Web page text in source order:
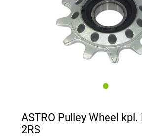
ASTRO Pulley Wheel kpl.
2RS